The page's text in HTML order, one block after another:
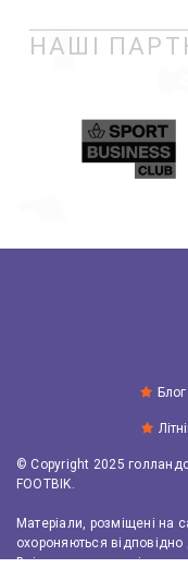
НАШІ
© Copyright 2025
FOOTBIK.
Матеріали, розміщені на
охороняються
Всі права захищені.